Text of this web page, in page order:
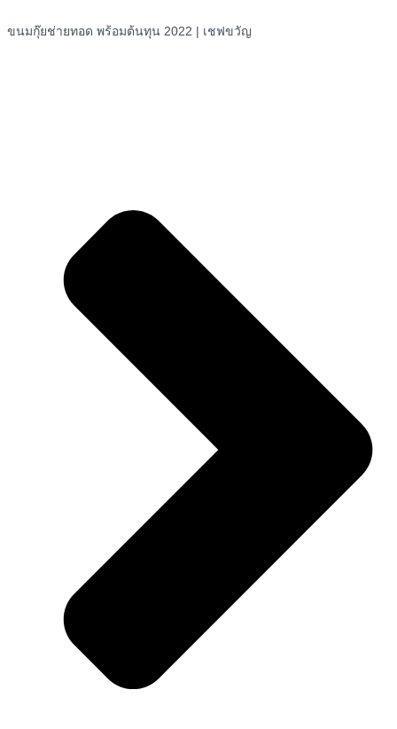
ขนมกุ๊ยช่ายทอด พร้อมต้นทุน 2022 | เชฟขวัญ